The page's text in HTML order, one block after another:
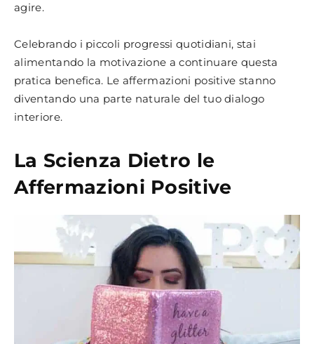
agire.
Celebrando i piccoli progressi quotidiani, stai
alimentando la motivazione a continuare questa
pratica benefica. Le affermazioni positive stanno
diventando una parte naturale del tuo dialogo
interiore.
La Scienza Dietro le
Affermazioni Positive